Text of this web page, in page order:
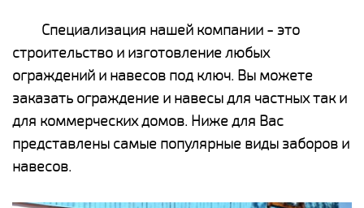
Специализация нашей компании - это
строительство и изготовление любых
ограждений и навесов под ключ. Вы можете
заказать ограждение и навесы для частных так и
для коммерческих домов. Ниже для Вас
представлены самые популярные виды заборов и
навесов.